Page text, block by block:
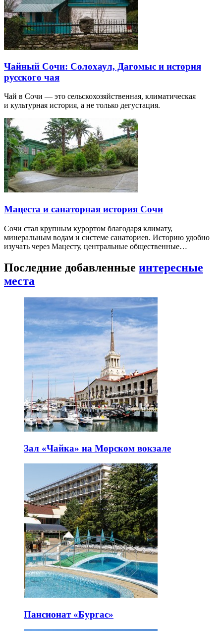
Чайный Сочи: Солохаул, Дагомыс и история
русского чая
Чай в Сочи — это сельскохозяйственная, климатическая
и культурная история, а не только дегустация.
Мацеста и санаторная история Сочи
Сочи стал крупным курортом благодаря климату,
минеральным водам и системе санаториев. Историю удобно
изучать через Мацесту, центральные общественные…
Последние добавленные интересные
места
Зал «Чайка» на Морском вокзале
Пансионат «Бургас»